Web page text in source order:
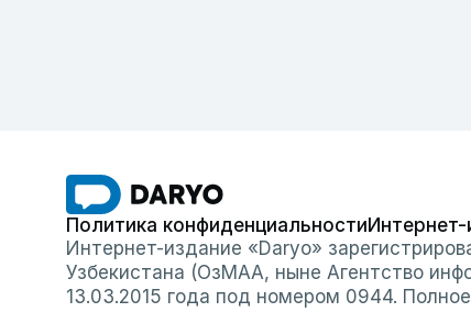
Политика конфиденциальности
Интернет-издание «Daryo»
Узбекистана (ОзМАА, ныне Агентство
13.03.2015 года под номером 0944.